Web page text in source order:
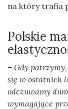
na który trafia
Polskie
– Gdy
się w ostatnich
odczuwamy
wymagające